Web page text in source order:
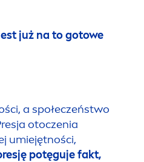
już na to gotowe
a społeczeństwo
otoczenia
umiejętności,
potęguje fakt,